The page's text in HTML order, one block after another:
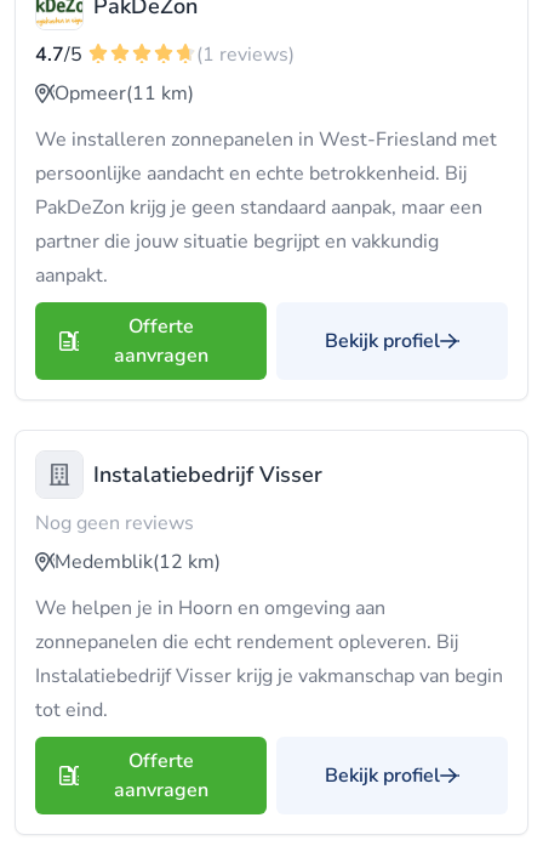
PakDeZon
4.7/5
(1 reviews)
Opmeer(11 km)
We installeren zonnepanelen in West-Friesland met
persoonlijke aandacht en echte betrokkenheid. Bij
PakDeZon krijg je geen standaard aanpak, maar een
partner die jouw situatie begrijpt en vakkundig
aanpakt.
Offerte
aanvragen
Bekijk profiel
Instalatiebedrijf Visser
Nog geen reviews
Medemblik(12 km)
We helpen je in Hoorn en omgeving aan
zonnepanelen die echt rendement opleveren. Bij
Instalatiebedrijf Visser krijg je vakmanschap van begin
tot eind.
Offerte
aanvragen
Bekijk profiel